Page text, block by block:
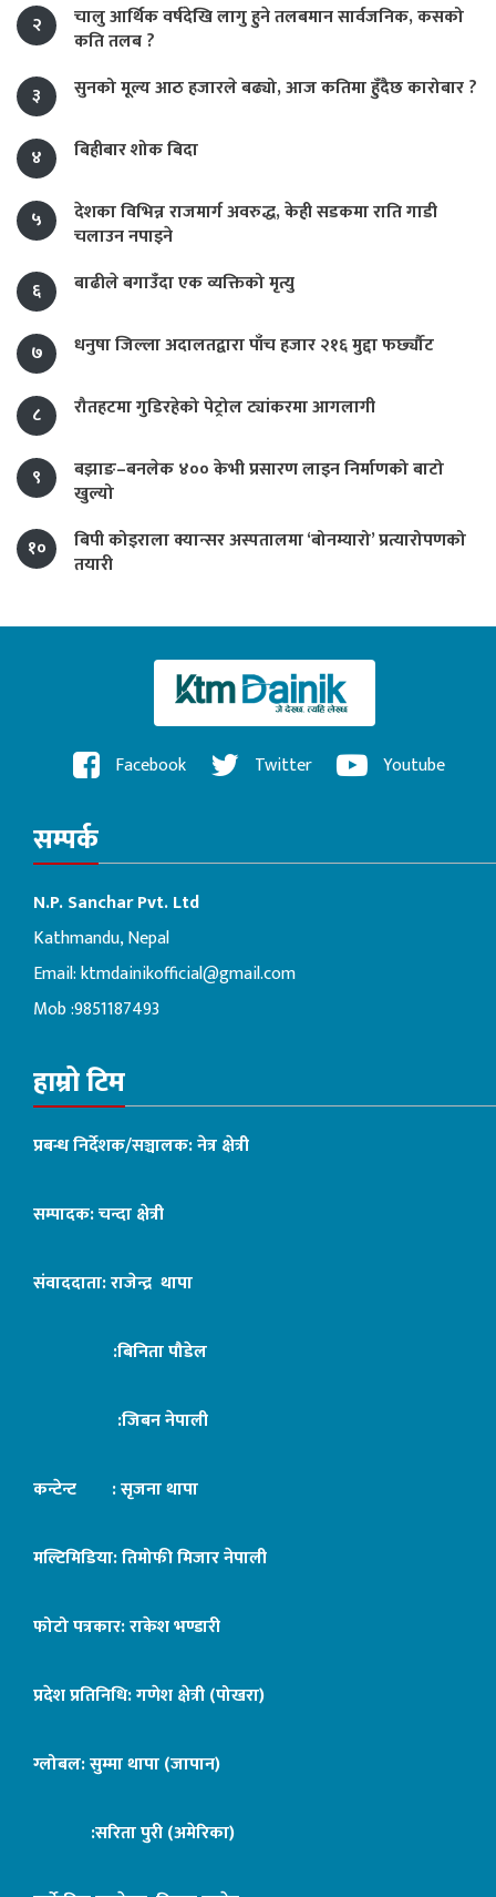
२
चालु आर्थिक वर्षदेखि लागु हुने तलबमान सार्वजनिक, कसको
कति तलब ?
३
सुनको मूल्य आठ हजारले बढ्यो, आज कतिमा हुँदैछ कारोबार ?
४ बिहीबार शोक बिदा
५
देशका विभिन्न राजमार्ग अवरुद्ध, केही सडकमा राति गाडी
चलाउन नपाइने
६
बाढीले बगाउँदा एक व्यक्तिको मृत्यु
७ धनुषा जिल्ला अदालतद्वारा पाँच हजार २१६ मुद्दा फर्छ्यौट
८ रौतहटमा गुडिरहेको पेट्रोल ट्यांकरमा आगलागी
९
बझाङ–बनलेक ४०० केभी प्रसारण लाइन निर्माणको बाटो
खुल्यो
१०
बिपी कोइराला क्यान्सर अस्पतालमा ‘बोनम्यारो’ प्रत्यारोपणको
तयारी
Facebook Twitter Youtube
सम्पर्क
N.P. Sanchar Pvt. Ltd
Kathmandu, Nepal
Email:ktmdainikofficial@gmail.com
Mob :9851187493
हाम्रो टिम
प्रबन्ध निर्देशक/सञ्चालक: नेत्र क्षेत्री
सम्पादक: चन्दा क्षेत्री
संवाददाता: राजेन्द्र थापा
:बिनिता पौडेल
:जिबन नेपाली
कन्टेन्ट : सृजना थापा
मल्टिमिडिया: तिमोफी मिजार नेपाली
फोटो पत्रकार: राकेश भण्डारी
प्रदेश प्रतिनिधि: गणेश क्षेत्री (पोखरा)
ग्लोबल: सुम्मा थापा (जापान)
:सरिता पुरी (अमेरिका)